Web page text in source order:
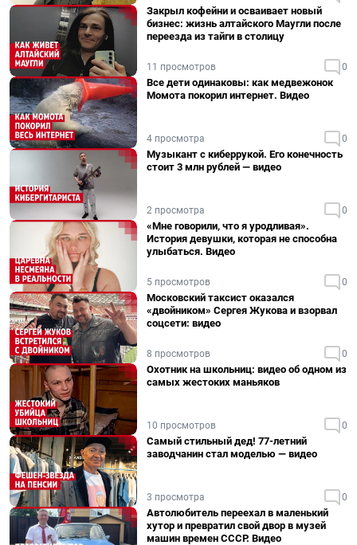
Закрыл кофейни и осваивает новый
бизнес: жизнь алтайского Маугли после
переезда из тайги в столицу
11 просмотров 0
Все дети одинаковы: как медвежонок
Момота покорил интернет. Видео
4 просмотра 0
Музыкант с киберрукой. Его конечность
стоит 3 млн рублей — видео
2 просмотра 0
«Мне говорили, что я уродливая».
История девушки, которая не способна
улыбаться. Видео
5 просмотров 0
Московский таксист оказался
«двойником» Сергея Жукова и взорвал
соцсети: видео
8 просмотров 0
Охотник на школьниц: видео об одном из
самых жестоких маньяков
10 просмотров 0
Самый стильный дед! 77-летний
заводчанин стал моделью — видео
3 просмотра 0
Автолюбитель переехал в маленький
хутор и превратил свой двор в музей
машин времен СССР. Видео